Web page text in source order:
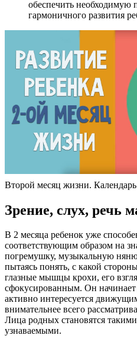
обеспечить необходимую
гармоничного развития
Второй месяц жизни. Календарь
Зрение, слух, речь
В 2 месяца ребенок уже
соответствующим образом на
погремушку, музыкальную
пытаясь понять, с какой
глазные мышцы крохи, его
сфокусированным. Он начинает
активно интересуется
внимательнее всего
Лица родных становятся
узнаваемыми.